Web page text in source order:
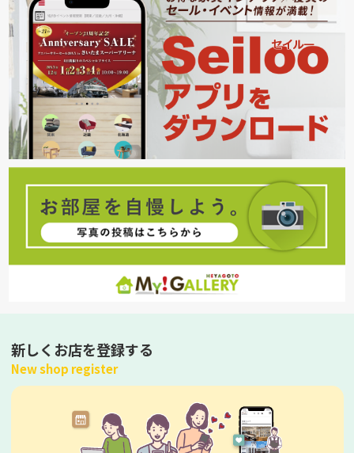
新しくお店を登録する
New shop register